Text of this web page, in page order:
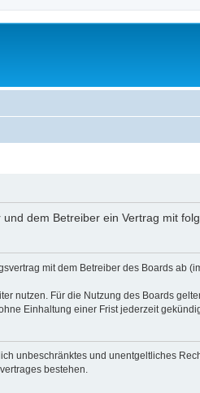
dem Betreiber ein Vertrag mit
mit dem Betreiber des Boards ab
nutzen. Für die Nutzung des Boards
Einhaltung einer Frist jederzeit
unbeschränktes und unentgeltliches
bestehen.